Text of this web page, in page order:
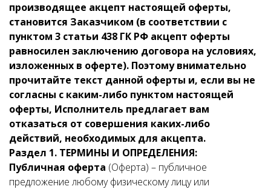
производящее акцепт настоящей оферты,
становится Заказчиком (в соответствии с
пунктом 3 статьи 438 ГК РФ акцепт оферты
равносилен заключению договора на условиях,
изложенных в оферте). Поэтому внимательно
прочитайте текст данной оферты и, если вы не
согласны с каким-либо пунктом настоящей
оферты, Исполнитель предлагает вам
отказаться от совершения каких-либо
действий, необходимых для акцепта.
Раздел 1. ТЕРМИНЫ И ОПРЕДЕЛЕНИЯ:
Публичная оферта (Оферта) – публичное
предложение любому физическому лицу или